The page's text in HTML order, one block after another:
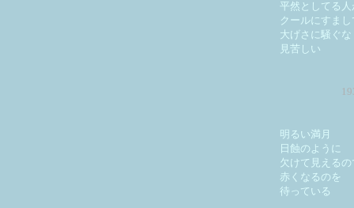
平然としてる人
クールにすま
大げさに騒ぐな
見苦しい
明るい満月
日蝕のように
欠けて見えるの
赤くなるのを
待っている